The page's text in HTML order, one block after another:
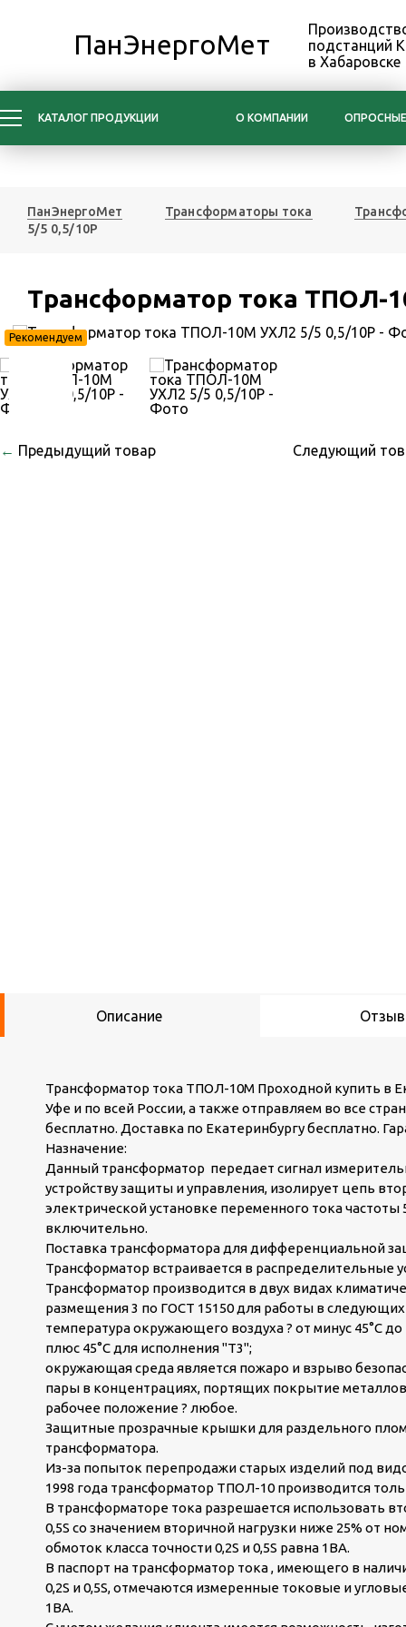
ПанЭнергоМет
подстанций
в Хабаровске
КАТАЛОГ ПРОДУКЦИИ О КОМПАНИИ
ПанЭнергоМет Трансформаторы тока
5/5 0,5/10Р
Трансформатор тока ТПОЛ-
Рекомендуем
← Предыдущий товар Следующий
Описание
Трансформатор тока ТПОЛ-10М Проходной купить в
Уфе и по всей России, а также отправляем во все
бесплатно. Доставка по Екатеринбургу бесплатно.
Назначение:
Данный трансформатор передает сигнал
устройству защиты и управления, изолирует цепь
электрической установке переменного тока частоты
включительно.
Поставка трансформатора для дифференциальной
Трансформатор встраивается в распределительные
Трансформатор производится в двух видах
размещения 3 по ГОСТ 15150 для работы в следующих
температура окружающего воздуха ? от минус 45°С
плюс 45°С для исполнения "Т3";
окружающая среда является пожаро и взрыво
пары в концентрациях, портящих покрытие
рабочее положение ? любое.
Защитные прозрачные крышки для раздельного
трансформатора.
Из-за попыток перепродажи старых изделий под
1998 года трансформатор ТПОЛ-10 производится
В трансформаторе тока разрешается использовать
0,5S со значением вторичной нагрузки ниже 25% от
обмоток класса точности 0,2S и 0,5S равна 1ВА.
В паспорт на трансформатор тока , имеющего в
0,2S и 0,5S, отмечаются измеренные токовые и
1ВА.